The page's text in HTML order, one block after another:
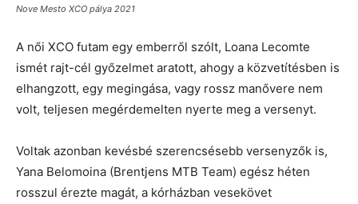
Nove Mesto XCO pálya 2021
A női XCO futam egy emberről szólt, Loana Lecomte
ismét rajt-cél győzelmet aratott, ahogy a közvetítésben is
elhangzott, egy megingása, vagy rossz manővere nem
volt, teljesen megérdemelten nyerte meg a versenyt.
Voltak azonban kevésbé szerencsésebb versenyzők is,
Yana Belomoina (Brentjens MTB Team) egész héten
rosszul érezte magát, a kórházban vesekövet